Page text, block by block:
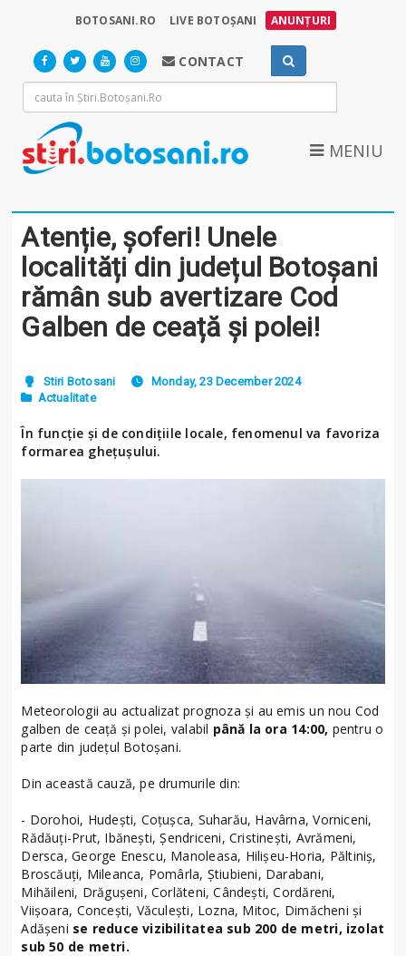
BOTOSANI.RO LIVE BOTOȘANI ANUNȚURI
CONTACT
MENIU
Atenție, șoferi! Unele
localități din județul Botoșani
rămân sub avertizare Cod
Galben de ceață și polei!
Stiri Botosani
Monday, 23 December 2024
Actualitate
În funcție și de condițiile locale, fenomenul va favoriza
formarea ghețușului.
Meteorologii au actualizat prognoza și au emis un nou Cod
galben de ceață și polei, valabil până la ora 14:00, pentru o
parte din județul Botoșani.
Din această cauză, pe drumurile din:
- Dorohoi, Hudești, Coțușca, Suharău, Havârna, Vorniceni,
Rădăuți-Prut, Ibănești, Șendriceni, Cristinești, Avrămeni,
Dersca, George Enescu, Manoleasa, Hilișeu-Horia, Păltiniș,
Broscăuți, Mileanca, Pomârla, Știubieni, Darabani,
Mihăileni, Drăgușeni, Corlăteni, Cândești, Cordăreni,
Viișoara, Concești, Văculești, Lozna, Mitoc, Dimăcheni și
Adășeni se reduce vizibilitatea sub 200 de metri, izolat
sub 50 de metri.